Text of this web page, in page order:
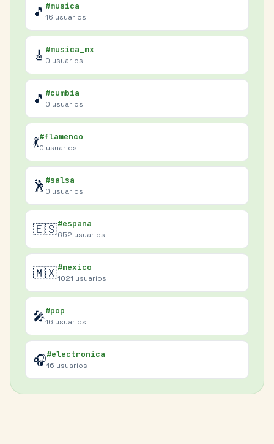
🎵 #musica
16 usuarios
🎸 #musica_mx
0 usuarios
🎵 #cumbia
0 usuarios
💃#flamenco
0 usuarios
🕺 #salsa
0 usuarios
🇪🇸#espana
652 usuarios
🇲🇽#mexico
1021 usuarios
🎤#pop
16 usuarios
🎧#electronica
16 usuarios